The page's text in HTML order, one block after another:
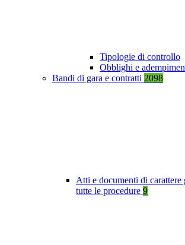
Tipologie di controllo
Obblighi e
Bandi di gara e contratti 2098
Atti e documenti di carattere
tutte le procedure 9